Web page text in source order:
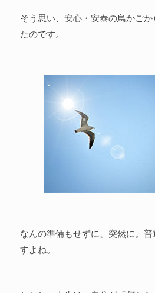
そう思い、安心・安泰の鳥かご
たのです。
なんの準備もせずに、突然に。
すよね。